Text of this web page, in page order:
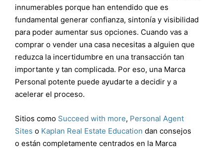
innumerables porque han entendido que es
fundamental generar confianza, sintonía y visibilidad
para poder aumentar sus opciones. Cuando vas a
comprar o vender una casa necesitas a alguien que
reduzca la incertidumbre en una transacción tan
importante y tan complicada. Por eso, una Marca
Personal potente puede ayudarte a decidir y a
acelerar el proceso.
Sitios como Succeed with more, Personal Agent
Sites o Kaplan Real Estate Education dan consejos
o están completamente centrados en la Marca